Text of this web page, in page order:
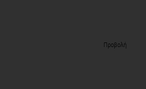
Προβολή